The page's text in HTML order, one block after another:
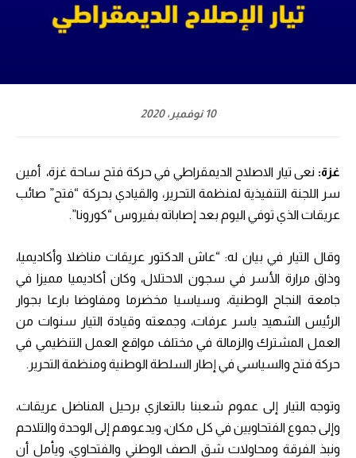
10 نوفمبر، 2020
غزة: نعى تيار الاصلاح الديمقراطي في حركة فتح ساحة غزة، أمين
سر اللجنة التنفيذية لمنظمة التحرير، والقيادي بحركة “فتح” صائب
عريقات الذي توفي اليوم بعد إصاباته بفيروس “كورونا”.
وقال التيار في بيان له: “عاش الدكتور عريقات مناضلا وأكاديميا،
وذاق مرارة الأسر في سجون الاحتلال، وكان أكاديميا مميزا في
جامعة النجاح الوطنية، وسياسيا مخضرما ومفاوضا بارعا بجوار
الرئيس الشهيد ياسر عرفات، وجمعته وقيادة التيار سنوات من
العمل المشترك والزمالة في مختلف مواقع العمل التنظيمي في
حركة فتح والسياسي في إطار السلطة الوطنية ومنظمة التحرير.
وتوجه التيار إلى عموم شعبنا بالتعازي برحيل المناضل عريقات،
وإلى جموع الفتحاويين في كل مكان، ويدعوهم إلى الوحدة والتلاحم
ونبذ الفرقة ومحاولات شق الصف الوطني والفتحاوي، ويأمل أن